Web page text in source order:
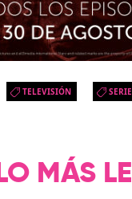
TELEVISIÓN
LO MÁS